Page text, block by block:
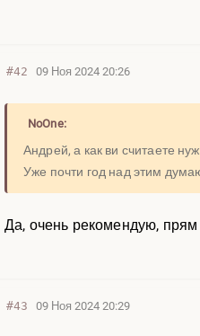
#42 09 Ноя 2024 20:26
NoOne:
Андрей, а как ви считаете
Уже почти год над этим
Да, очень рекомендую, прям
#43 09 Ноя 2024 20:29